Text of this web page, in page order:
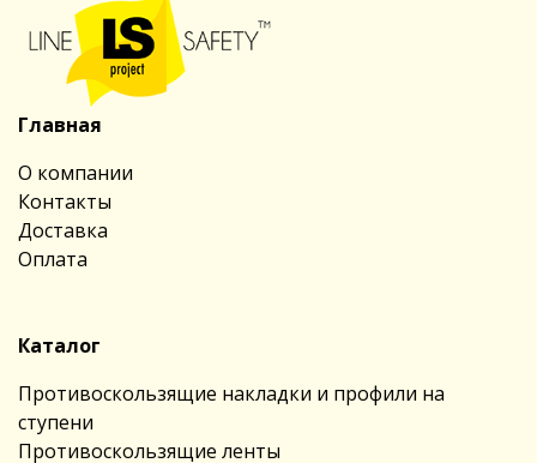
Главная
О компании
Контакты
Доставка
Оплата
Каталог
Противоскользящие накладки и профили на
ступени
Противоскользящие ленты